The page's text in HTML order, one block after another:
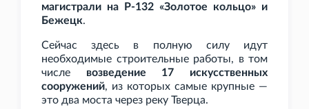
магистрали на Р-132 «Золотое кольцо» и
Бежецк.
Сейчас здесь в полную силу идут
необходимые строительные работы, в том
числе возведение 17 искусственных
сооружений, из которых самые крупные —
это два моста через реку Тверца.